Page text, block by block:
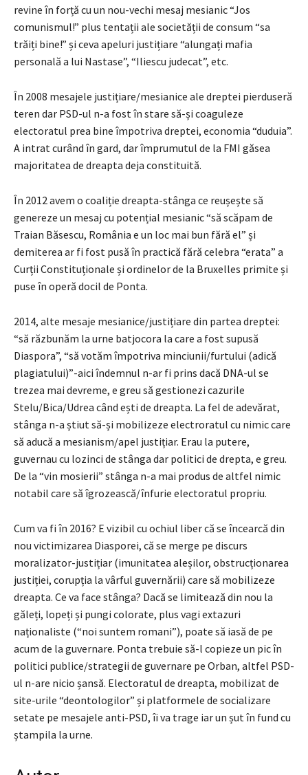
revine în forță cu un nou-vechi mesaj mesianic “Jos
comunismul!” plus tentații ale societății de consum “sa
trăiți bine!” și ceva apeluri justițiare “alungați mafia
personală a lui Nastase”, “Iliescu judecat”, etc.
În 2008 mesajele justițiare/mesianice ale dreptei pierduseră
teren dar PSD-ul n-a fost în stare să-și coaguleze
electoratul prea bine împotriva dreptei, economia “duduia”.
A intrat curând în gard, dar împrumutul de la FMI găsea
majoritatea de dreapta deja constituită.
În 2012 avem o coaliție dreapta-stânga ce reușește să
genereze un mesaj cu potențial mesianic “să scăpam de
Traian Băsescu, România e un loc mai bun fără el” și
demiterea ar fi fost pusă în practică fără celebra “erata” a
Curții Constituționale și ordinelor de la Bruxelles primite și
puse în operă docil de Ponta.
2014, alte mesaje mesianice/justițiare din partea dreptei:
“să răzbunăm la urne batjocora la care a fost supusă
Diaspora”, “să votăm împotriva minciunii/furtului (adică
plagiatului)”-aici îndemnul n-ar fi prins dacă DNA-ul se
trezea mai devreme, e greu să gestionezi cazurile
Stelu/Bica/Udrea când ești de dreapta. La fel de adevărat,
stânga n-a știut să-și mobilizeze electroratul cu nimic care
să aducă a mesianism/apel justițiar. Erau la putere,
guvernau cu lozinci de stânga dar politici de drepta, e greu.
De la “vin mosierii” stânga n-a mai produs de altfel nimic
notabil care să îgrozească/înfurie electoratul propriu.
Cum va fi în 2016? E vizibil cu ochiul liber că se încearcă din
nou victimizarea Diasporei, că se merge pe discurs
moralizator-justițiar (imunitatea aleșilor, obstrucționarea
justiției, corupția la vârful guvernării) care să mobilizeze
dreapta. Ce va face stânga? Dacă se limitează din nou la
găleți, lopeți și pungi colorate, plus vagi extazuri
naționaliste (“noi suntem romani”), poate să iasă de pe
acum de la guvernare. Ponta trebuie să-l copieze un pic în
politici publice/strategii de guvernare pe Orban, altfel PSD-
ul n-are nicio șansă. Electoratul de dreapta, mobilizat de
site-urile “deontologilor” și platformele de socializare
setate pe mesajele anti-PSD, îi va trage iar un șut în fund cu
ștampila la urne.